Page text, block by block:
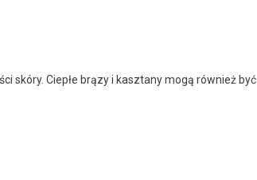
skóry. Ciepłe brązy i kasztany mogą również być